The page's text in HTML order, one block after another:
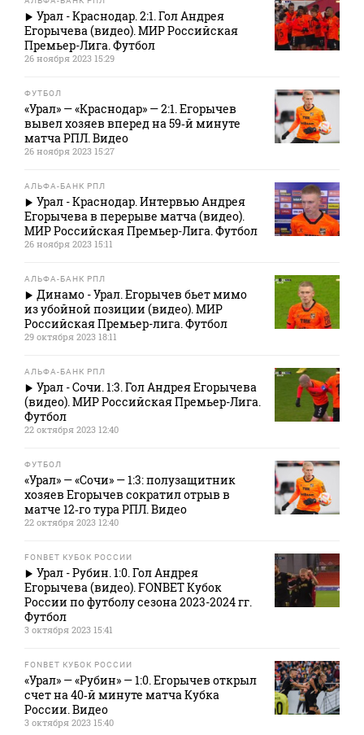
Урал - Краснодар. 2:1. Гол Андрея
Егорычева (видео). МИР Российская
Премьер-Лига. Футбол
26 ноября 2023 15:29
ФУТБОЛ
«Урал» — «Краснодар» — 2:1. Егорычев
вывел хозяев вперед на 59‑й минуте
матча РПЛ. Видео
26 ноября 2023 15:27
АЛЬФА-БАНК РПЛ
Урал - Краснодар. Интервью Андрея
Егорычева в перерыве матча (видео).
МИР Российская Премьер-Лига. Футбол
26 ноября 2023 15:11
АЛЬФА-БАНК РПЛ
Динамо - Урал. Егорычев бьет мимо
из убойной позиции (видео). МИР
Российская Премьер-лига. Футбол
29 октября 2023 18:11
АЛЬФА-БАНК РПЛ
Урал - Сочи. 1:3. Гол Андрея Егорычева
(видео). МИР Российская Премьер-Лига.
Футбол
22 октября 2023 12:40
ФУТБОЛ
«Урал» — «Сочи» — 1:3: полузащитник
хозяев Егорычев сократил отрыв в
матче 12‑го тура РПЛ. Видео
22 октября 2023 12:40
FONBET КУБОК РОССИИ
Урал - Рубин. 1:0. Гол Андрея
Егорычева (видео). FONBET Кубок
России по футболу сезона 2023-2024 гг.
Футбол
3 октября 2023 15:41
FONBET КУБОК РОССИИ
«Урал» — «Рубин» — 1:0. Егорычев открыл
счет на 40‑й минуте матча Кубка
России. Видео
3 октября 2023 15:40